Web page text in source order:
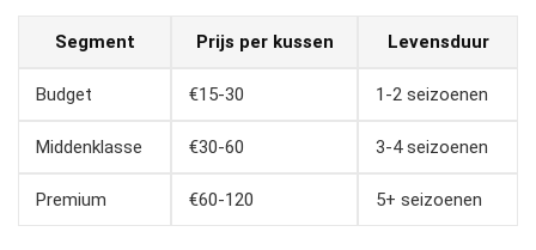
Segment Prijs per kussen Levensduur
Budget €15-30 1-2 seizoenen
Middenklasse €30-60 3-4 seizoenen
Premium €60-120 5+ seizoenen